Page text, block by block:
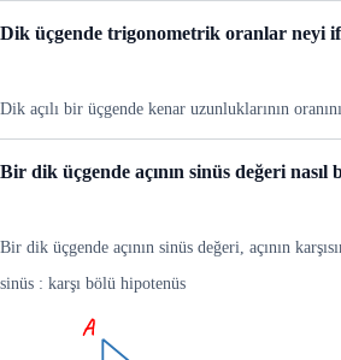
Dik üçgende trigonometrik oranlar neyi
Dik açılı bir üçgende kenar uzunluklarının
Bir dik üçgende açının sinüs değeri nasıl
Bir dik üçgende açının sinüs değeri, açının
sinüs : karşı bölü hipotenüs